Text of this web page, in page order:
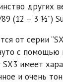
других
(12 – 3 ½”)
от серии
с помощью
SX3 имеет
и очень